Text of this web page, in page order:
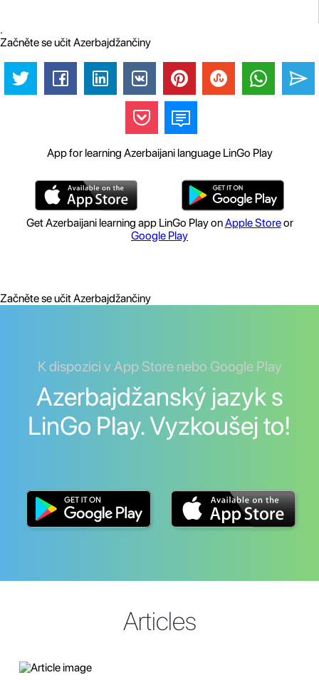
.
Začněte se učit Azerbajdžančiny
App for learning Azerbaijani language LinGo Play
Get Azerbaijani learning app LinGo Play onApple Storeor
Google Play
Začněte se učit Azerbajdžančiny
K dispozici v App Store nebo Google Play
Azerbajdžanský jazyk s
LinGo Play. Vyzkoušej to!
Articles